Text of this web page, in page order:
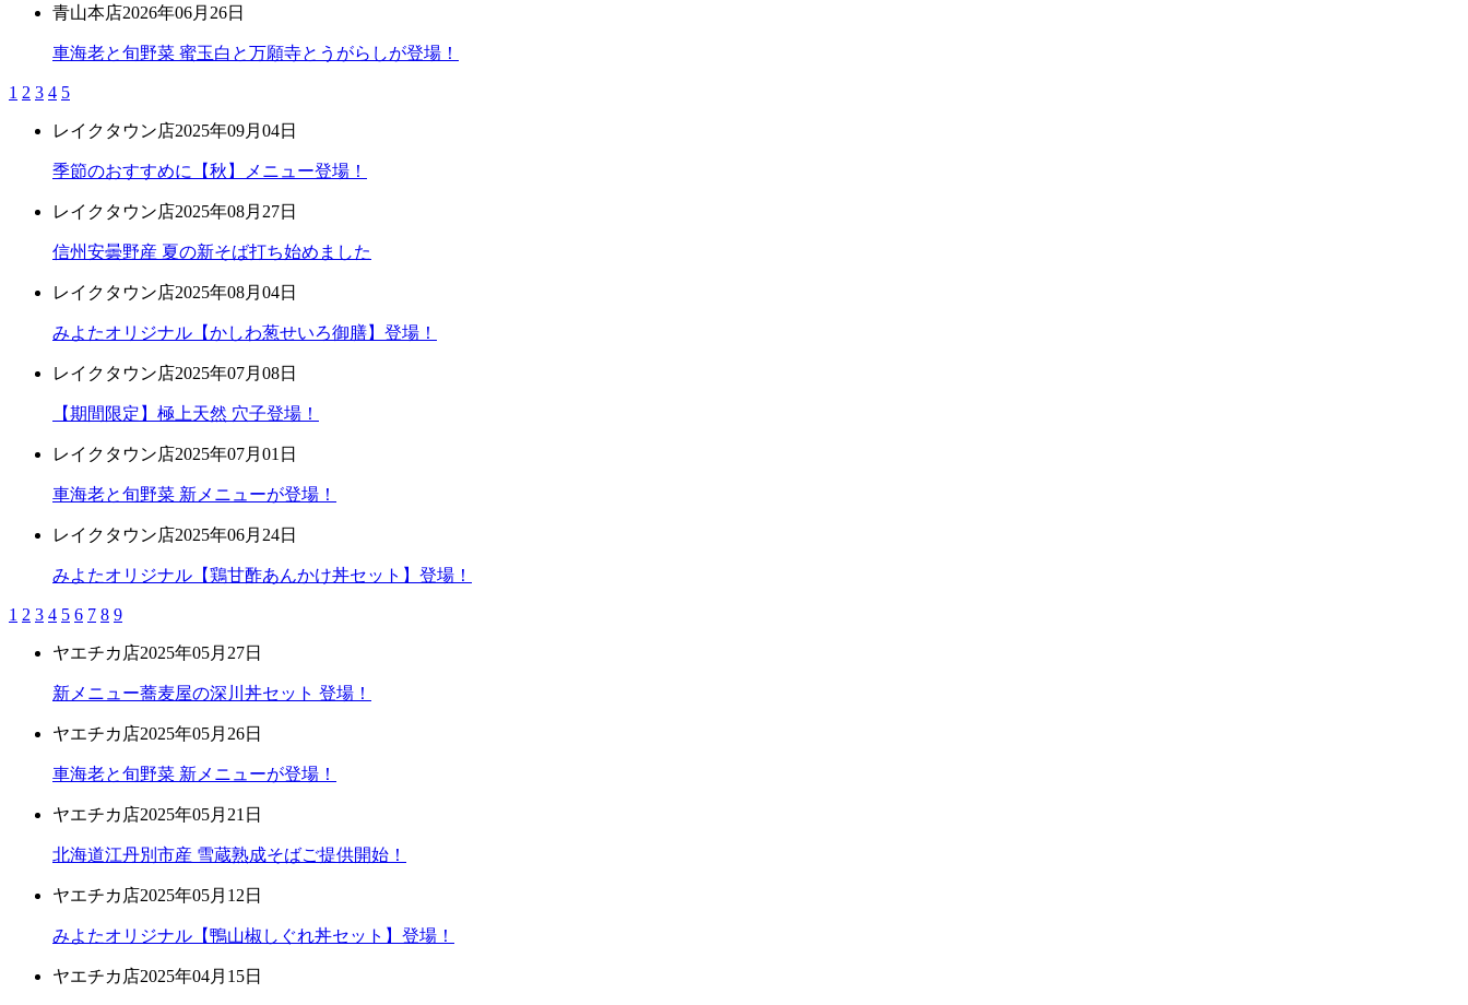
青山本店2026年06月26日
車海老と旬野菜 蜜玉白と万願寺とうがらしが登場！
1 2 3 4 5
レイクタウン店2025年09月04日
季節のおすすめに【秋】メニュー登場！
レイクタウン店2025年08月27日
信州安曇野産 夏の新そば打ち始めました
レイクタウン店2025年08月04日
みよたオリジナル【かしわ葱せいろ御膳】登場！
レイクタウン店2025年07月08日
【期間限定】極上天然 穴子登場！
レイクタウン店2025年07月01日
車海老と旬野菜 新メニューが登場！
レイクタウン店2025年06月24日
みよたオリジナル【鶏甘酢あんかけ丼セット】登場！
1 2 3 4 5 6 7 8 9
ヤエチカ店2025年05月27日
新メニュー蕎麦屋の深川丼セット 登場！
ヤエチカ店2025年05月26日
車海老と旬野菜 新メニューが登場！
ヤエチカ店2025年05月21日
北海道江丹別市産 雪蔵熟成そばご提供開始！
ヤエチカ店2025年05月12日
みよたオリジナル【鴨山椒しぐれ丼セット】登場！
ヤエチカ店2025年04月15日